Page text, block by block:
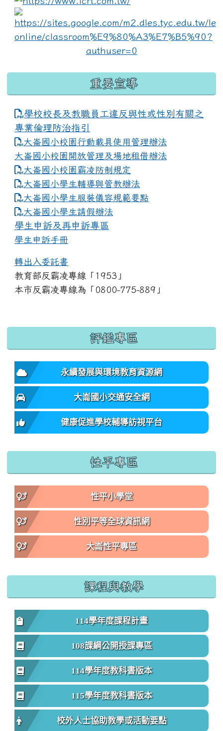
重要宣導
學校校長及教職員工違反與性或性別有關之
專業倫理防治指引
大崙國小校園行動載具使用管理辦法
大崙國小校園開放管理及場地租借辦法
大崙國小校園霸凌防制規定
大崙國小學生輔導與管教辦法
大崙國小學生服裝儀容規範要點
link to https://www.dles.tyc.edu.tw/uploads/
大崙國小學生請假辦法
學生申訴及再申訴專區
學生申訴手冊
轉出入委託書
教育部反霸凌專線「1953」
本市反霸凌專線為「0800-775-889」
:::
評鑑專區
永續發展與環境教育資源網
大崙國小交通安全網
健康促進學校輔導訪視平台
性平專區
性平小學堂
性別平等全球資訊網
大崙性平專區
課程與教學
114學年度課程計畫
108課綱公開授課專區
114學年度教科書版本
115學年度教科書版本
校外人士協助教學或活動要點